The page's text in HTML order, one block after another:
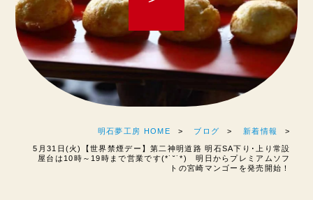
明石夢工房 HOME ブログ 新着情報
5月31日(火)【世界禁煙デー】第二神明道路 明石SA下り･上り常設
屋台は10時～19時まで営業です(*˙˘˙*) 明日からプレミアムソフ
トの宮崎マンゴーを発売開始！